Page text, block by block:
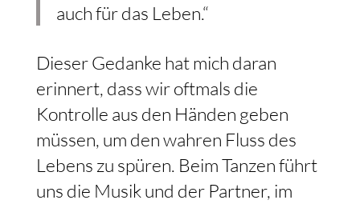
auch für das Leben.“
Dieser Gedanke hat mich daran
erinnert, dass wir oftmals die
Kontrolle aus den Händen geben
müssen, um den wahren Fluss des
Lebens zu spüren. Beim Tanzen führt
uns die Musik und der Partner, im